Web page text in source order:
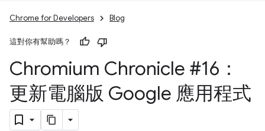
Chrome for Developers Blog
這對你有幫助嗎？
Chromium Chronicle #16：
更新電腦版 Google 應用程式